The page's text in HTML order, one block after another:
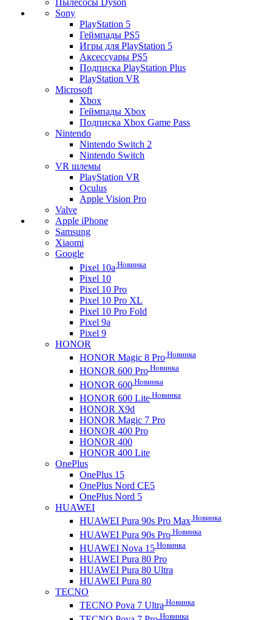
Пылесосы Dyson
Sony
PlayStation 5
Геймпады PS5
Игры для PlayStation 5
Аксессуары PS5
Подписка PlayStation Plus
PlayStation VR
Microsoft
Xbox
Геймпады Xbox
Подписка Xbox Game Pass
Nintendo
Nintendo Switch 2
Nintendo Switch
VR шлемы
PlayStation VR
Oculus
Apple Vision Pro
Valve
Apple iPhone
Samsung
Xiaomi
Google
Pixel 10a Новинка
Pixel 10
Pixel 10 Pro
Pixel 10 Pro XL
Pixel 10 Pro Fold
Pixel 9a
Pixel 9
HONOR
HONOR Magic 8 Pro Новинка
HONOR 600 Pro Новинка
HONOR 600 Новинка
HONOR 600 Lite Новинка
HONOR X9d
HONOR Magic 7 Pro
HONOR 400 Pro
HONOR 400
HONOR 400 Lite
OnePlus
OnePlus 15
OnePlus Nord CE5
OnePlus Nord 5
HUAWEI
HUAWEI Pura 90s Pro Max Новинка
HUAWEI Pura 90s Pro Новинка
HUAWEI Nova 15 Новинка
HUAWEI Pura 80 Pro
HUAWEI Pura 80 Ultra
HUAWEI Pura 80
TECNO
TECNO Pova 7 Ultra Новинка
Новинка